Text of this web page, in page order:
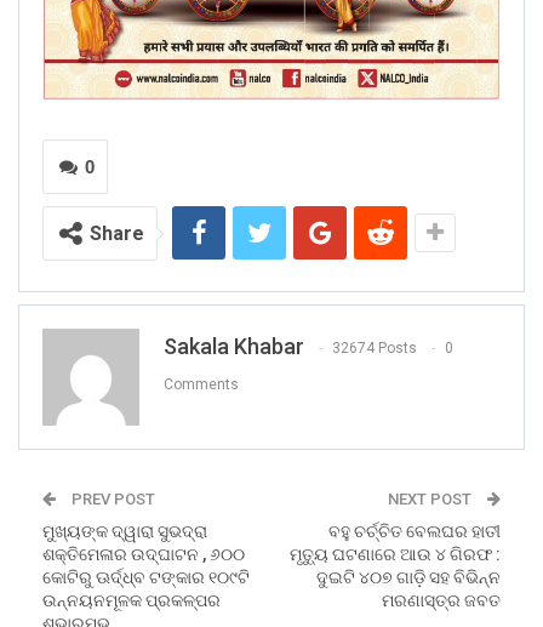
0
Share
Sakala Khabar 32674 Posts 0
Comments
PREV POST
ମୁଖ୍ୟଙ୍କ ଦ୍ୱାରା ସୁଭଦ୍ରା
ଶକ୍ତିମେଳାର ଉଦ୍‌ଘାଟନ , ୬୦୦
କୋଟିରୁ ଊର୍ଦ୍ଧ୍ବ ଟଙ୍କାର ୧୦୯ଟି
ଉନ୍ନୟନମୂଳକ ପ୍ରକଳ୍ପର
NEXT POST
ବହୁ ଚର୍ଚ୍ଚିତ ବେଲଘର ହାତୀ
ମୃତ୍ୟୁ ଘଟଣାରେ ଆଉ ୪ ଗିରଫ :
ଦୁଇଟି ୪୦୭ ଗାଡ଼ି ସହ ବିଭିନ୍ନ
ମରଣାସ୍ତ୍ର ଜବତ